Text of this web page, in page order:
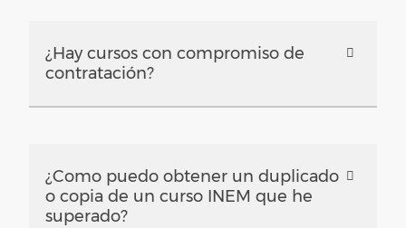
¿Hay cursos con compromiso de
contratación?
¿Como puedo obtener un duplicado
o copia de un curso INEM que he
superado?